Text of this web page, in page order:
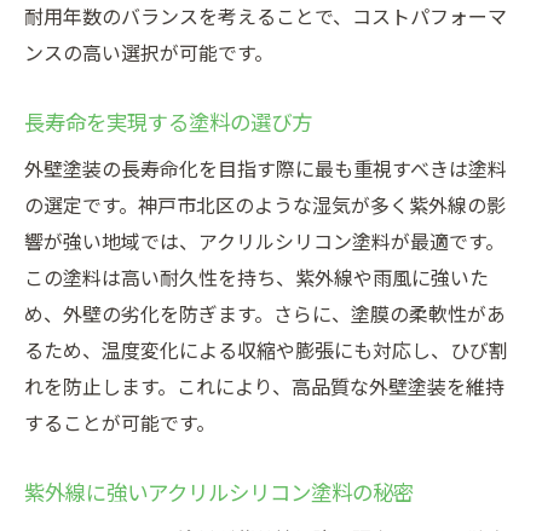
耐用年数のバランスを考えることで、コストパフォーマ
ンスの高い選択が可能です。
長寿命を実現する塗料の選び方
外壁塗装の長寿命化を目指す際に最も重視すべきは塗料
の選定です。神戸市北区のような湿気が多く紫外線の影
響が強い地域では、アクリルシリコン塗料が最適です。
この塗料は高い耐久性を持ち、紫外線や雨風に強いた
め、外壁の劣化を防ぎます。さらに、塗膜の柔軟性があ
るため、温度変化による収縮や膨張にも対応し、ひび割
れを防止します。これにより、高品質な外壁塗装を維持
することが可能です。
紫外線に強いアクリルシリコン塗料の秘密